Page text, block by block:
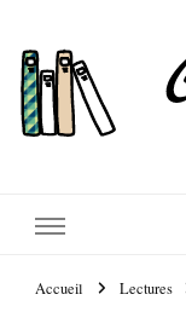
Accueil Lectures